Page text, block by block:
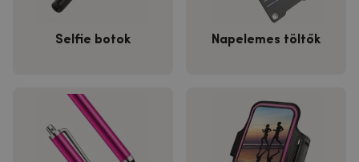
Selfie botok Napelemes töltők